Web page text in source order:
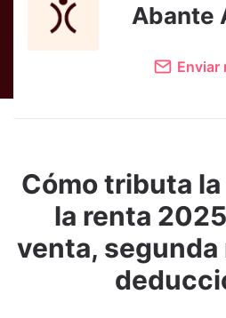
Abante
Enviar
Cómo tributa
la renta
venta,